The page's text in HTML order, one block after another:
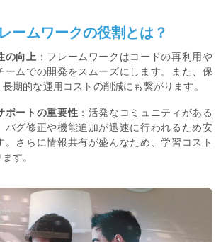
ームワークの役割とは？
の向上 ：フレームワークはコードの再利用や
ームでの開発をスムーズにします。また、保
期的な運用コストの削減にも繋がります。
ポートの重要性 ：活発なコミュニティがある
バグ修正や機能追加が迅速に行われるため安
。さらに情報共有が盛んなため、学習コスト
す。